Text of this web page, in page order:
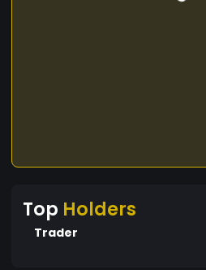
Top Holders
Trader